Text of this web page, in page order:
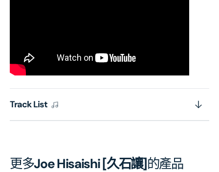
Track List
更多Joe Hisaishi [久石讓]的產品